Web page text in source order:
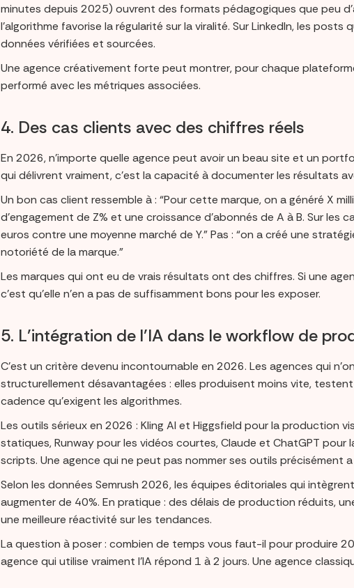
minutes depuis 2025) ouvrent des formats pédagogiques que peu
l’algorithme favorise la régularité sur la viralité. Sur LinkedIn, les
données vérifiées et sourcées.
Une agence créativement forte peut montrer, pour chaque
performé avec les métriques associées.
4. Des cas clients avec des chiffres réels
En 2026, n’importe quelle agence peut avoir un beau site et un
qui délivrent vraiment, c’est la capacité à documenter les résultats
Un bon cas client ressemble à : “Pour cette marque, on a généré X
d’engagement de Z% et une croissance d’abonnés de A à B. Sur les
euros contre une moyenne marché de Y.” Pas : “on a créé une
notoriété de la marque.”
Les marques qui ont eu de vrais résultats ont des chiffres. Si une
c’est qu’elle n’en a pas de suffisamment bons pour les exposer.
5. L’intégration de l’IA dans le workflow de
C’est un critère devenu incontournable en 2026. Les agences qui
structurellement désavantagées : elles produisent moins vite,
cadence qu’exigent les algorithmes.
Les outils sérieux en 2026 : Kling AI et Higgsfield pour la production
statiques, Runway pour les vidéos courtes, Claude et ChatGPT
scripts. Une agence qui ne peut pas nommer ses outils précisément a
Selon les données Semrush 2026, les équipes éditoriales qui
augmenter de 40%. En pratique : des délais de production réduits,
une meilleure réactivité sur les tendances.
La question à poser : combien de temps vous faut-il pour produire
agence qui utilise vraiment l’IA répond 1 à 2 jours. Une agence